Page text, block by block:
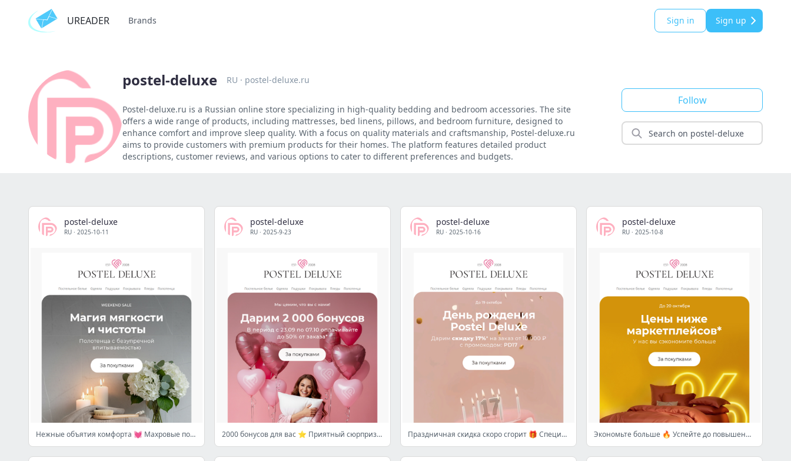
UREADER Brands Sign in Sign up
postel-deluxe RU · postel-deluxe.ru
Postel-deluxe.ru is a Russian online store specializing in high-quality bedding and bedroom accessories. The site
offers a wide range of products, including mattresses, bed linens, pillows, and bedroom furniture, designed to
enhance comfort and improve sleep quality. With a focus on quality materials and craftsmanship, Postel-deluxe.ru
aims to provide customers with premium products for their homes. The platform features detailed product
descriptions, customer reviews, and various options to cater to different preferences and budgets.
Follow
postel-deluxe
RU · 2025-10-11
Нежные объятия комфорта 💓 Махровые полотенца по выгодным ценам
postel-deluxe
RU · 2025-9-23
2000 бонусов для вас ⭐ Приятный сюрприз в вашем личном кабинете ⭐
postel-deluxe
RU · 2025-10-16
Праздничная скидка скоро сгорит 🎁 Специально для вас — 17%
postel-deluxe
RU · 2025-10-8
Экономьте больше 🔥 Успейте до повышения 🔥